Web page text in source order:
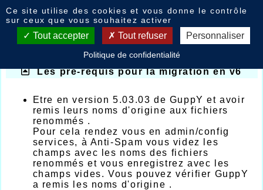
FAQ
Migration en v6
Les pré-requis pour la migration en v6
Etre en version 5.03.03 de GuppY et avoir
remis leurs noms d'origine aux fichiers
renommés .
Pour cela rendez vous en admin/config
services, à Anti-Spam vous videz les
champs avec les noms des fichiers
renommés et vous enregistrez avec les
champs vides. Vous pouvez vérifier GuppY
a remis les noms d'origine .
Ce site utilise des cookies et vous donne le contrôle
sur ceux que vous souhaitez activer
Tout accepter Tout refuser Personnaliser
Politique de confidentialité